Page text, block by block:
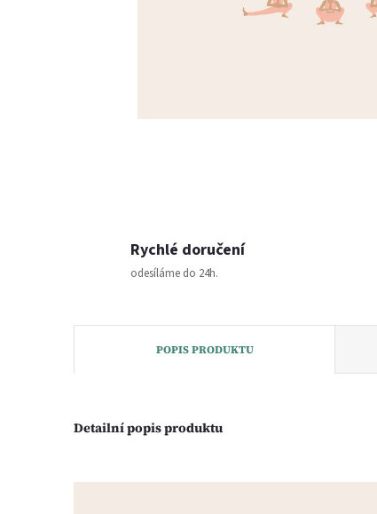
Rychlé doručení
odesíláme do 24h.
POPIS PRODUKTU
Detailní popis produktu